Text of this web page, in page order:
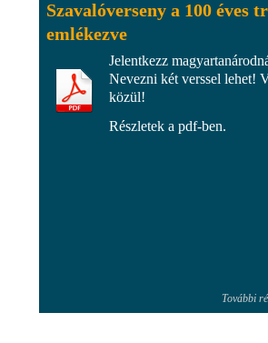
Szavalóverseny a 100 éves
emlékezve
Jelentkezz
Nevezni két verssel lehet!
közül!
Részletek a pdf-ben.
További